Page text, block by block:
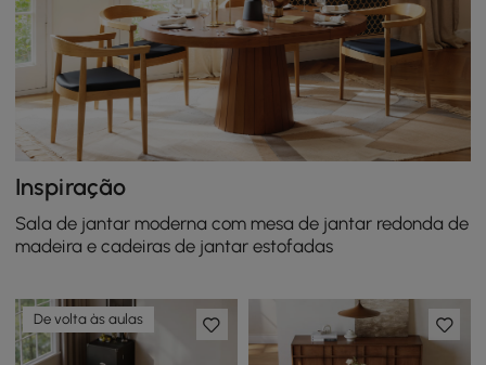
Inspiração
Sala de jantar moderna com mesa de jantar redonda de
madeira e cadeiras de jantar estofadas
De volta às aulas